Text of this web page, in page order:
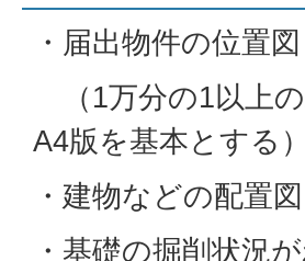
・届出物件の位置図
（1万分の1以上
A4版を基本とする）
・建物などの配置図
・基礎の掘削状況